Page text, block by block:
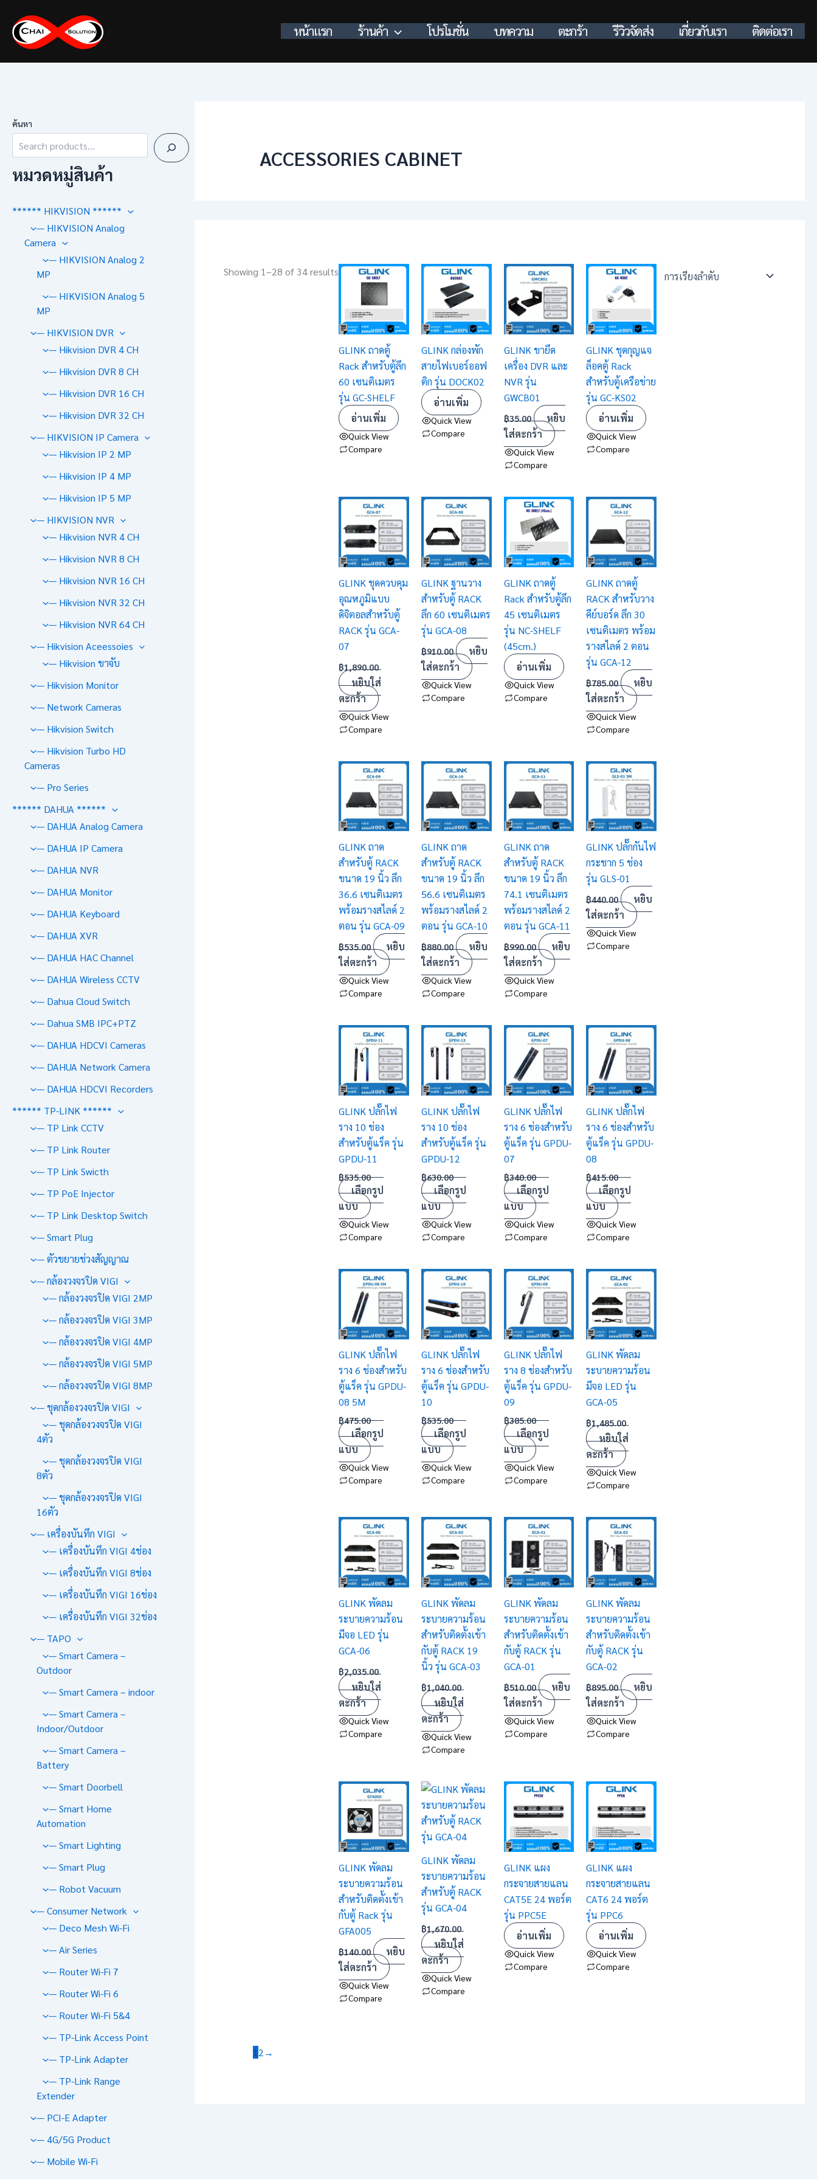
content
หน้าแรก ร้านค้า โปรโมชั่น บทความ ตะกร้า รีวิวจัดส่ง เกี่ยวกับเรา ติดต่อเรา
ค้นหา
หมวดหมู่สินค้า
****** HIKVISION ******
— HIKVISION Analog
Camera
— HIKVISION Analog 2
MP
— HIKVISION Analog 5
MP
— HIKVISION DVR
— Hikvision DVR 4 CH
— Hikvision DVR 8 CH
— Hikvision DVR 16 CH
— Hikvision DVR 32 CH
— HIKVISION IP Camera
— Hikvision IP 2 MP
— Hikvision IP 4 MP
— Hikvision IP 5 MP
— HIKVISION NVR
— Hikvision NVR 4 CH
— Hikvision NVR 8 CH
— Hikvision NVR 16 CH
— Hikvision NVR 32 CH
— Hikvision NVR 64 CH
— Hikvision Aceessoies
— Hikvision ขาจับ
— Hikvision Monitor
— Network Cameras
— Hikvision Switch
— Hikvision Turbo HD
Cameras
— Pro Series
****** DAHUA ******
— DAHUA Analog Camera
— DAHUA IP Camera
— DAHUA NVR
— DAHUA Monitor
— DAHUA Keyboard
— DAHUA XVR
— DAHUA HAC Channel
— DAHUA Wireless CCTV
— Dahua Cloud Switch
— Dahua SMB IPC+PTZ
— DAHUA HDCVI Cameras
— DAHUA Network Camera
— DAHUA HDCVI Recorders
****** TP-LINK ******
— TP Link CCTV
— TP Link Router
— TP Link Swicth
— TP PoE Injector
— TP Link Desktop Switch
— Smart Plug
— ตัวขยายช่วงสัญญาณ
— กล้องวงจรปิด VIGI
— กล้องวงจรปิด VIGI 2MP
— กล้องวงจรปิด VIGI 3MP
— กล้องวงจรปิด VIGI 4MP
— กล้องวงจรปิด VIGI 5MP
— กล้องวงจรปิด VIGI 8MP
— ชุดกล้องวงจรปิด VIGI
— ชุดกล้องวงจรปิด VIGI
4ตัว
— ชุดกล้องวงจรปิด VIGI
8ตัว
— ชุดกล้องวงจรปิด VIGI
16ตัว
— เครื่องบันทึก VIGI
— เครื่องบันทึก VIGI 4ช่อง
— เครื่องบันทึก VIGI 8ช่อง
— เครื่องบันทึก VIGI 16ช่อง
— เครื่องบันทึก VIGI 32ช่อง
— TAPO
— Smart Camera –
Outdoor
— Smart Camera – indoor
— Smart Camera –
Indoor/Outdoor
— Smart Camera –
Battery
— Smart Doorbell
— Smart Home
Automation
— Smart Lighting
— Smart Plug
— Robot Vacuum
— Consumer Network
— Deco Mesh Wi-Fi
— Air Series
— Router Wi-Fi 7
— Router Wi-Fi 6
— Router Wi-Fi 5&4
— TP-Link Access Point
— TP-Link Adapter
— TP-Link Range
Extender
— PCI-E Adapter
— 4G/5G Product
— Mobile Wi-Fi
ACCESSORIES CABINET
Showing 1–28 of 34 results
GLINK ถาดตู้
Rack สำหรับตู้ลึก
60 เซนติเมตร
รุ่น GC-SHELF
อ่านเพิ่ม
Quick View
Compare
GLINK กล่องพัก
สายไฟเบอร์ออฟ
ติก รุ่น DOCK02
อ่านเพิ่ม
Quick View
Compare
GLINK ขายึด
เครื่อง DVR และ
NVR รุ่น
GWCB01
฿35.00
หยิบ
ใส่ตะกร้า
Quick View
Compare
GLINK ชุดกุญแจ
ล็อคตู้ Rack
สำหรับตู้เครือข่าย
รุ่น GC-KS02
อ่านเพิ่ม
Quick View
Compare
GLINK ชุดควบคุม
อุณหภูมิแบบ
ดิจิตอลสำหรับตู้
RACK รุ่น GCA-
07
฿1,890.00
หยิบใส่
ตะกร้า
Quick View
Compare
GLINK ฐานวาง
สำหรับตู้ RACK
ลึก 60 เซนติเมตร
รุ่น GCA-08
฿910.00
หยิบ
ใส่ตะกร้า
Quick View
Compare
GLINK ถาดตู้
Rack สำหรับตู้ลึก
45 เซนติเมตร
รุ่น NC-SHELF
(45cm.)
อ่านเพิ่ม
Quick View
Compare
GLINK ถาดตู้
RACK สำหรับวาง
คีย์บอร์ด ลึก 30
เซนติเมตร พร้อม
รางสไลด์ 2 ตอน
รุ่น GCA-12
฿785.00
หยิบ
ใส่ตะกร้า
Quick View
Compare
GLINK ถาด
สำหรับตู้ RACK
ขนาด 19 นิ้ว ลึก
36.6 เซนติเมตร
พร้อมรางสไลด์ 2
ตอน รุ่น GCA-09
฿535.00
หยิบ
ใส่ตะกร้า
Quick View
Compare
GLINK ถาด
สำหรับตู้ RACK
ขนาด 19 นิ้ว ลึก
56.6 เซนติเมตร
พร้อมรางสไลด์ 2
ตอน รุ่น GCA-10
฿880.00
หยิบ
ใส่ตะกร้า
Quick View
Compare
GLINK ถาด
สำหรับตู้ RACK
ขนาด 19 นิ้ว ลึก
74.1 เซนติเมตร
พร้อมรางสไลด์ 2
ตอน รุ่น GCA-11
฿990.00
หยิบ
ใส่ตะกร้า
Quick View
Compare
GLINK ปลั๊กกันไฟ
กระชาก 5 ช่อง
รุ่น GLS-01
฿440.00
หยิบ
ใส่ตะกร้า
Quick View
Compare
GLINK ปลั๊กไฟ
ราง 10 ช่อง
สำหรับตู้แร็ค รุ่น
GPDU-11
฿535.00
เลือกรูป
แบบ
Quick View
Compare
This
product
multiple
variants.
The
options
may
be
chosen
on
the
product
page
GLINK ปลั๊กไฟ
ราง 10 ช่อง
สำหรับตู้แร็ค รุ่น
GPDU-12
฿630.00
เลือกรูป
แบบ
Quick View
Compare
This
product
multiple
variants.
The
options
may
be
chosen
on
the
product
page
GLINK ปลั๊กไฟ
ราง 6 ช่องสำหรับ
ตู้แร็ค รุ่น GPDU-
07
฿340.00
เลือกรูป
แบบ
Quick View
Compare
This
product
multiple
variants.
The
options
may
be
chosen
on
the
product
page
GLINK ปลั๊กไฟ
ราง 6 ช่องสำหรับ
ตู้แร็ค รุ่น GPDU-
08
฿415.00
เลือกรูป
แบบ
Quick View
Compare
This
product
multiple
variants.
The
options
may
be
chosen
on
the
product
page
GLINK ปลั๊กไฟ
ราง 6 ช่องสำหรับ
ตู้แร็ค รุ่น GPDU-
08 5M
฿475.00
เลือกรูป
แบบ
Quick View
Compare
This
product
multiple
variants.
The
options
may
be
chosen
on
the
product
page
GLINK ปลั๊กไฟ
ราง 6 ช่องสำหรับ
ตู้แร็ค รุ่น GPDU-
10
฿535.00
เลือกรูป
แบบ
Quick View
Compare
This
product
has
variants.
The
options
may
be
chosen
on
the
product
page
GLINK ปลั๊กไฟ
ราง 8 ช่องสำหรับ
ตู้แร็ค รุ่น GPDU-
09
฿385.00
เลือกรูป
แบบ
Quick View
Compare
This
product
multiple
variants.
The
options
may
be
chosen
on
the
product
page
GLINK พัดลม
ระบายความร้อน
มีจอ LED รุ่น
GCA-05
฿1,485.00
หยิบใส่
ตะกร้า
Quick View
Compare
GLINK พัดลม
ระบายความร้อน
มีจอ LED รุ่น
GCA-06
฿2,035.00
หยิบใส่
ตะกร้า
Quick View
Compare
GLINK พัดลม
ระบายความร้อน
สำหรับติดตั้งเข้า
กับตู้ RACK 19
นิ้ว รุ่น GCA-03
฿1,040.00
หยิบใส่
ตะกร้า
Quick View
Compare
GLINK พัดลม
ระบายความร้อน
สำหรับติดตั้งเข้า
กับตู้ RACK รุ่น
GCA-01
฿510.00
หยิบ
ใส่ตะกร้า
Quick View
Compare
GLINK พัดลม
ระบายความร้อน
สำหรับติดตั้งเข้า
กับตู้ RACK รุ่น
GCA-02
฿895.00
หยิบ
ใส่ตะกร้า
Quick View
Compare
GLINK พัดลม
ระบายความร้อน
สำหรับติดตั้งเข้า
กับตู้ Rack รุ่น
GFA005
฿140.00
หยิบ
ใส่ตะกร้า
Quick View
Compare
GLINK พัดลม
ระบายความร้อน
สำหรับตู้ RACK
รุ่น GCA-04
฿1,670.00
หยิบใส่
ตะกร้า
Quick View
Compare
GLINK แผง
กระจายสายแลน
CAT5E 24 พอร์ต
รุ่น PPC5E
อ่านเพิ่ม
Quick View
Compare
GLINK แผง
กระจายสายแลน
CAT6 24 พอร์ต
รุ่น PPC6
อ่านเพิ่ม
Quick View
Compare
12 →